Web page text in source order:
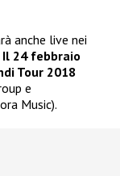
anche live nei
Il 24 febbraio
Tour 2018
e
Music).